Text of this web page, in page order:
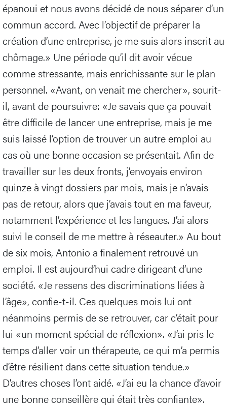
épanoui et nous avons décidé de nous séparer d’un
commun accord. Avec l’objectif de préparer la
création d’une entreprise, je me suis alors inscrit au
chômage.» Une période qu’il dit avoir vécue
comme stressante, mais enrichissante sur le plan
personnel. «Avant, on venait me chercher», sourit-
il, avant de poursuivre: «Je savais que ça pouvait
être difficile de lancer une entreprise, mais je me
suis laissé l’option de trouver un autre emploi au
cas où une bonne occasion se présentait. Afin de
travailler sur les deux fronts, j’envoyais environ
quinze à vingt dossiers par mois, mais je n’avais
pas de retour, alors que j’avais tout en ma faveur,
notamment l’expérience et les langues. J’ai alors
suivi le conseil de me mettre à réseauter.» Au bout
de six mois, Antonio a finalement retrouvé un
emploi. Il est aujourd’hui cadre dirigeant d’une
société. «Je ressens des discriminations liées à
l’âge», confie-t-il. Ces quelques mois lui ont
néanmoins permis de se retrouver, car c’était pour
lui «un moment spécial de réflexion». «J’ai pris le
temps d’aller voir un thérapeute, ce qui m’a permis
d’être résilient dans cette situation tendue.»
D’autres choses l’ont aidé. «J’ai eu la chance d’avoir
une bonne conseillère qui était très confiante».